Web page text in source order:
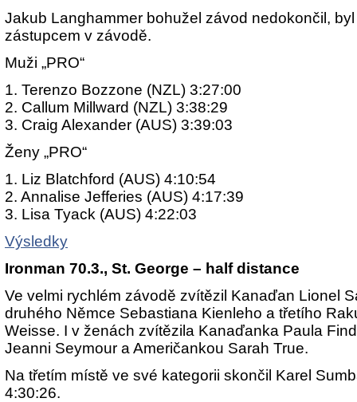
Jakub Langhammer bohužel závod nedokončil,
zástupcem v závodě.
Muži „PRO“
1. Terenzo Bozzone (NZL) 3:27:00
2. Callum Millward (NZL) 3:38:29
3. Craig Alexander (AUS) 3:39:03
Ženy „PRO“
1. Liz Blatchford (AUS) 4:10:54
2. Annalise Jefferies (AUS) 4:17:39
3. Lisa Tyack (AUS) 4:22:03
Výsledky
Ironman 70.3., St. George – half distance
Ve velmi rychlém závodě zvítězil Kanaďan Lionel
druhého Němce Sebastiana Kienleho a třetího
Weisse. I v ženách zvítězila Kanaďanka Paula
Jeanni Seymour a Američankou Sarah True.
Na třetím místě ve své kategorii skončil Karel
4:30:26.